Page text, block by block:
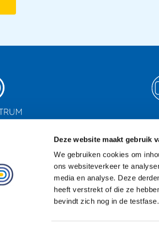
Deze website maakt gebruik
We gebruiken cookies om
ons websiteverkeer te
media en analyse. Deze
heeft verstrekt of die ze
bevindt zich nog in de testfase.